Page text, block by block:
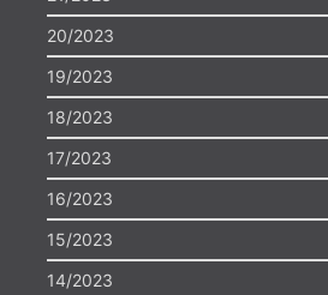
20/2023
19/2023
18/2023
17/2023
16/2023
15/2023
14/2023